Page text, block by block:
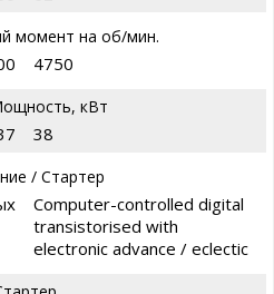
момент на об/мин.
4750
кВт
38
/ Стартер
Computer-controlled digital
transistorised with
electronic advance / eclectic